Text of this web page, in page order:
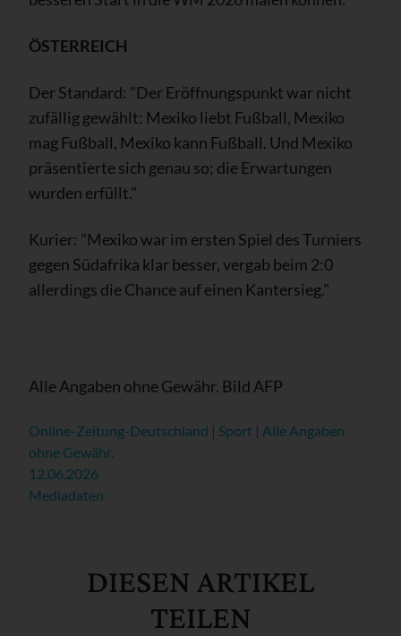
ÖSTERREICH
Der Standard: "Der Eröffnungspunkt war nicht
zufällig gewählt: Mexiko liebt Fußball, Mexiko
mag Fußball, Mexiko kann Fußball. Und Mexiko
präsentierte sich genau so; die Erwartungen
wurden erfüllt."
Kurier: "Mexiko war im ersten Spiel des Turniers
gegen Südafrika klar besser, vergab beim 2:0
allerdings die Chance auf einen Kantersieg."
Alle Angaben ohne Gewähr. Bild AFP
Online-Zeitung-Deutschland | Sport | Alle Angaben
ohne Gewähr.
12.06.2026
Mediadaten
DIESEN ARTIKEL
TEILEN